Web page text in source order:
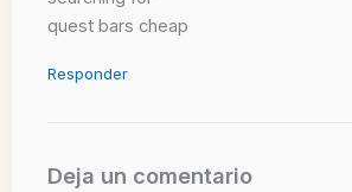
quest bars cheap
Responder
Deja un comentario